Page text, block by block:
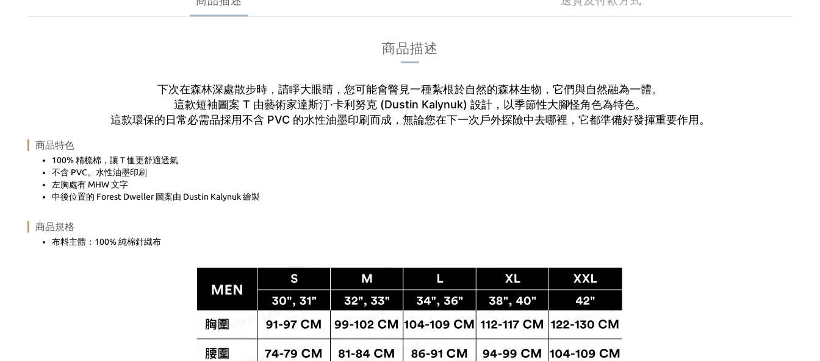
商品描述
下次在森林深處散步時，請睜大眼睛，您可能會瞥見一種紮根於自然的森林生物，它們與自然融為一體。
這款短袖圖案 T 由藝術家達斯汀·卡利努克 (Dustin Kalynuk) 設計，以季節性大腳怪角色為特色。
這款環保的日常必需品採用不含 PVC 的水性油墨印刷而成，無論您在下一次戶外探險中去哪裡，它都準備好發揮重要作用。
商品特色
100% 精梳棉，讓 T 恤更舒適透氣
不含 PVC。水性油墨印刷
左胸處有 MHW 文字
中後位置的 Forest Dweller 圖案由 Dustin Kalynuk 繪製
商品規格
布料主體：100% 純棉針織布